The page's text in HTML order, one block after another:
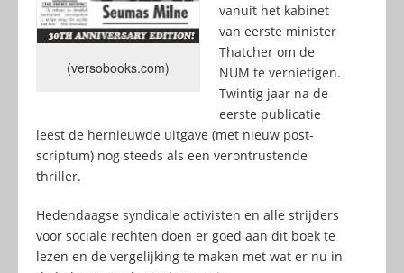
(versobooks.com)
vanuit het kabinet
van eerste minister
Thatcher om de
NUM te vernietigen.
Twintig jaar na de
eerste publicatie
leest de hernieuwde uitgave (met nieuw post-
scriptum) nog steeds als een verontrustende
thriller.
Hedendaagse syndicale activisten en alle strijders
voor sociale rechten doen er goed aan dit boek te
lezen en de vergelijking te maken met wat er nu in